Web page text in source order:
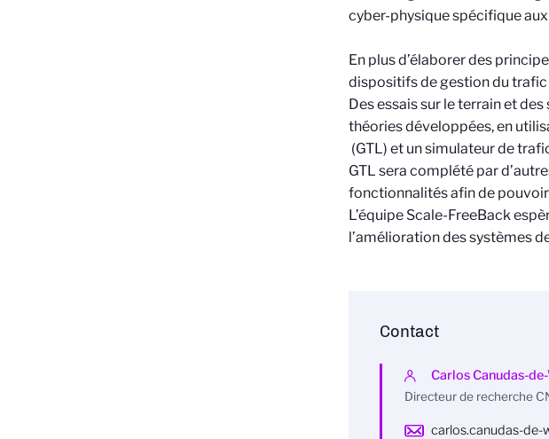
cyber-physique spécifique
En plus d’élaborer des
dispositifs de gestion du
Des essais sur le terrain et
théories développées, en
(GTL) et un simulateur de
GTL sera complété par
fonctionnalités afin de
L’équipe Scale-FreeBack
l’amélioration des systèmes
Contact
Carlos Canudas-
Directeur de recherche
carlos.canudas-de-